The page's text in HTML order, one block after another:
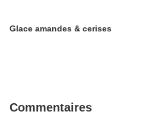
Glace amandes & cerises
Commentaires